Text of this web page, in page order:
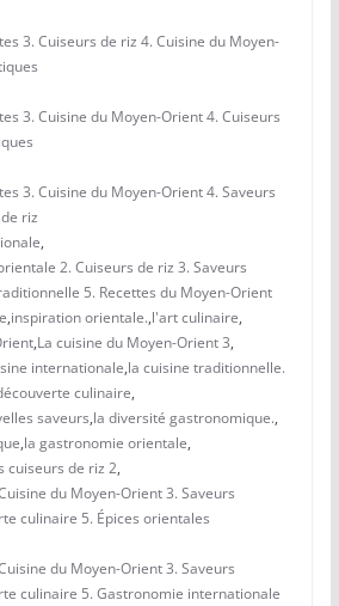
3. Cuiseurs de riz 4. Cuisine du Moyen-
3. Cuisine du Moyen-Orient 4. Cuiseurs
3. Cuisine du Moyen-Orient 4. Saveurs
riz
,
2. Cuiseurs de riz 3. Saveurs
5. Recettes du Moyen-Orient
,inspiration orientale.,l'art culinaire,
,La cuisine du Moyen-Orient 3,
internationale,la cuisine traditionnelle.
culinaire,
saveurs,la diversité gastronomique.,
,la gastronomie orientale,
cuiseurs de riz 2,
du Moyen-Orient 3. Saveurs
culinaire 5. Épices orientales
du Moyen-Orient 3. Saveurs
culinaire 5. Gastronomie internationale